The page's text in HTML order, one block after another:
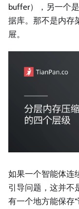
buffer），另一个
据库。那不是内存
屉。
如果一个智能体连
引导问题，这并不
有一个地方能保存